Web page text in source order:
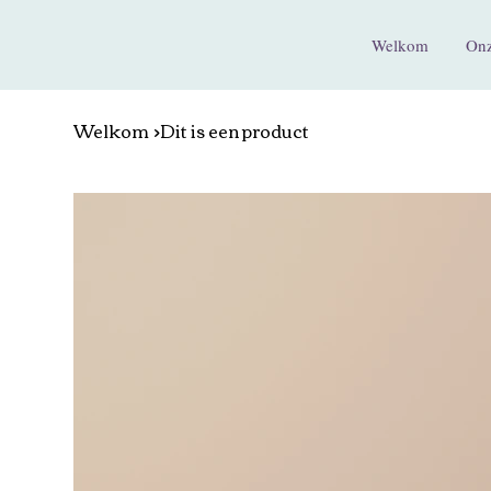
Welkom
Welkom>Dit is een product